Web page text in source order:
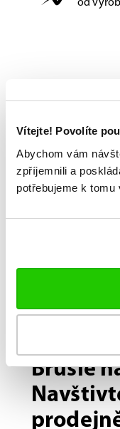
Vítejte! Povolíte
Abychom vám
zpříjemnili a
potřebujeme k
od
Brusle